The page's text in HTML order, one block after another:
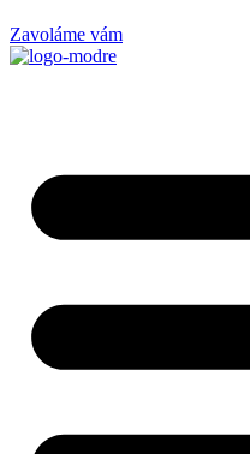
Zavoláme vám